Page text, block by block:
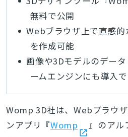
無料で公開
Webブラウザ上で直感
を作成可能
画像や3Dモデルのデー
ームエンジンにも導入
Womp 3D社は、Webブラウ
ンアプリ『Womp
』のアル